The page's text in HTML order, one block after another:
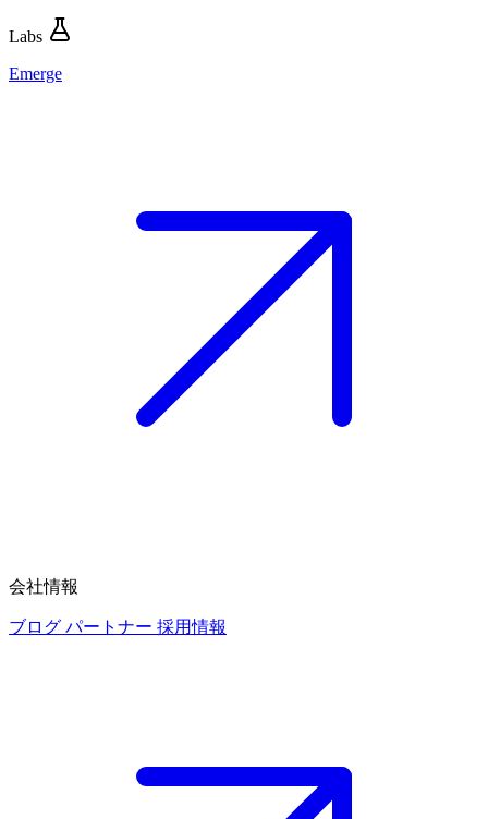
Labs
Emerge
会社情報
ブログ パートナー 採用情報